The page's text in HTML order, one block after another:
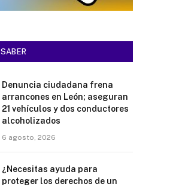
SABER
Denuncia ciudadana frena
arrancones en León; aseguran
21 vehículos y dos conductores
alcoholizados
6 agosto, 2026
¿Necesitas ayuda para
proteger los derechos de un